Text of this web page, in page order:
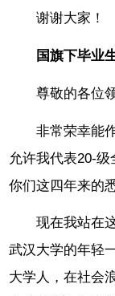
谢谢大家！
国旗下毕业
尊敬的各位
非常荣幸能
允许我代表20-
你们这四年来的
现在我站在
武汉大学的年轻
大学人，在社会